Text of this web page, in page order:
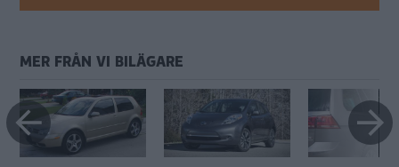
MER FRÅN VI BILÄGARE